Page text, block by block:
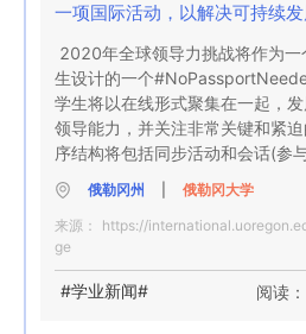
一项国际活动，以解决可持续发
2020年全球领导力挑战将作为
生设计的一个
学生将以在线形式聚集在一起，
领导能力，并关注非常关键和紧
序结构将包括同步活动和会话(参
动(独立完成的工作)的组合。除了
外，该项目还将指导学生组成小
金市社区合作伙伴面临的与可持
具体信息请参考官网：
https://
challenge
俄勒冈州
俄勒冈大学
来源： https://
ge
#学业新闻# 阅读